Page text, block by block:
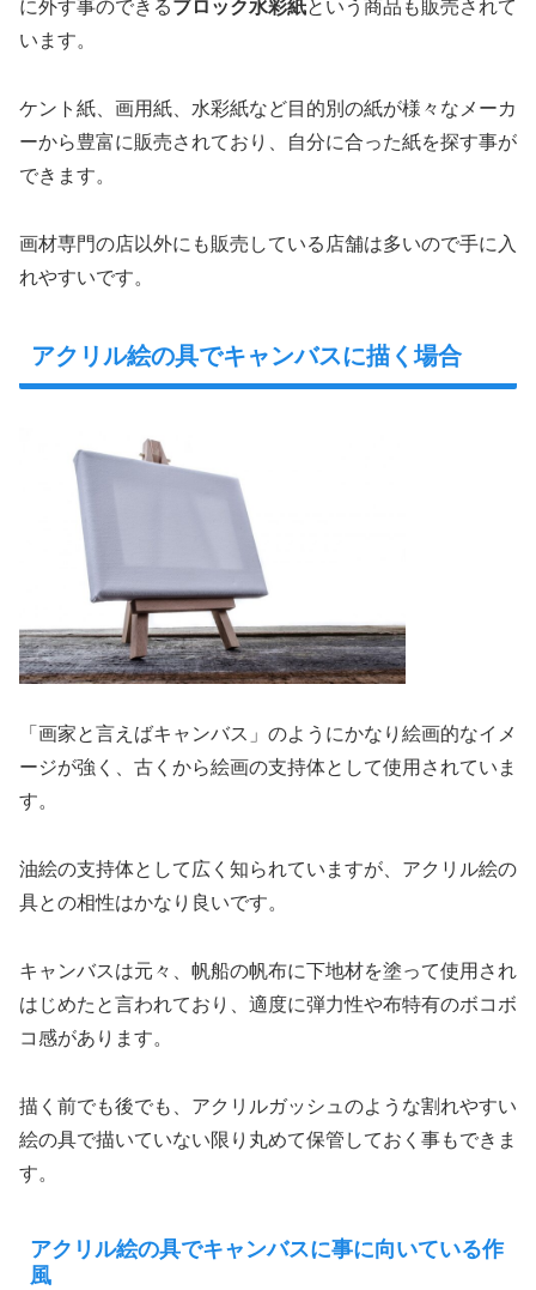
に外す事のできるブロック水彩紙という商品も販売されて
います。
ケント紙、画用紙、水彩紙など目的別の紙が様々なメーカ
ーから豊富に販売されており、自分に合った紙を探す事が
できます。
画材専門の店以外にも販売している店舗は多いので手に入
れやすいです。
アクリル絵の具でキャンバスに描く場合
「画家と言えばキャンバス」のようにかなり絵画的なイメ
ージが強く、古くから絵画の支持体として使用されていま
す。
油絵の支持体として広く知られていますが、アクリル絵の
具との相性はかなり良いです。
キャンバスは元々、帆船の帆布に下地材を塗って使用され
はじめたと言われており、適度に弾力性や布特有のボコボ
コ感があります。
描く前でも後でも、アクリルガッシュのような割れやすい
絵の具で描いていない限り丸めて保管しておく事もできま
す。
アクリル絵の具でキャンバスに事に向いている作
風